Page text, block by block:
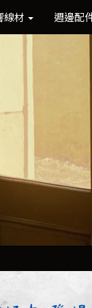
線材 週邊配